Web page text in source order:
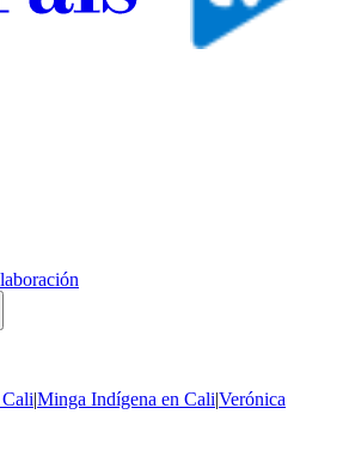
Cali|Minga Indígena en Cali|Verónica